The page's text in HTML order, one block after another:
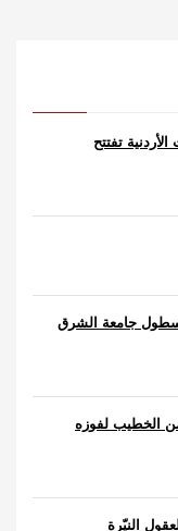
تفتتح
جامعة الشرق
الخطيب لفوزه
النيّرة